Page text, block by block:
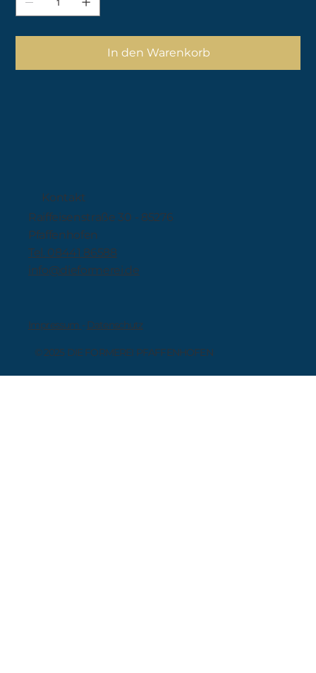
In den Warenkorb
© 2025 DIE FORMEREI PFAFFENHOFEN
Kontakt
Raiffeisenstraße 30 - 85276
Pfaffenhofen
Tel. 08441 86588
info@dieformerei.de
Impressum - Datenschutz